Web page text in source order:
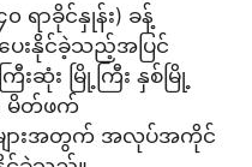
ရာခိုင်နှုန်း) ခန့်
ေးနိုင်ခဲ့သည့်အပြင်
းဆုံး မြို့ကြီး နှစ်မြို့
ာ မိတ်ဖက်
ျားအတွက် အလုပ်အကိုင်